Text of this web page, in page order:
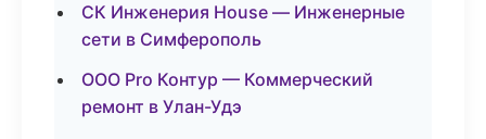
СК Инженерия House — Инженерные
сети в Симферополь
ООО Pro Контур — Коммерческий
ремонт в Улан-Удэ